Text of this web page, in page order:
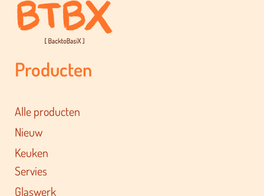
Producten
Alle producten
Nieuw
Keuken
Servies
Glaswerk